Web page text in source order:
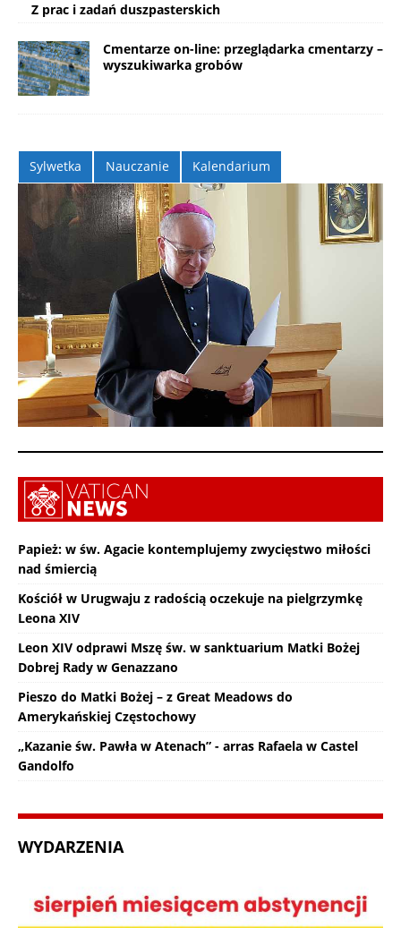
Z prac i zadań duszpasterskich
Cmentarze on-line: przeglądarka cmentarzy –
wyszukiwarka grobów
Sylwetka Nauczanie Kalendarium
Papież: w św. Agacie kontemplujemy zwycięstwo miłości
nad śmiercią
Kościół w Urugwaju z radością oczekuje na pielgrzymkę
Leona XIV
Leon XIV odprawi Mszę św. w sanktuarium Matki Bożej
Dobrej Rady w Genazzano
Pieszo do Matki Bożej – z Great Meadows do
Amerykańskiej Częstochowy
„Kazanie św. Pawła w Atenach” - arras Rafaela w Castel
Gandolfo
WYDARZENIA